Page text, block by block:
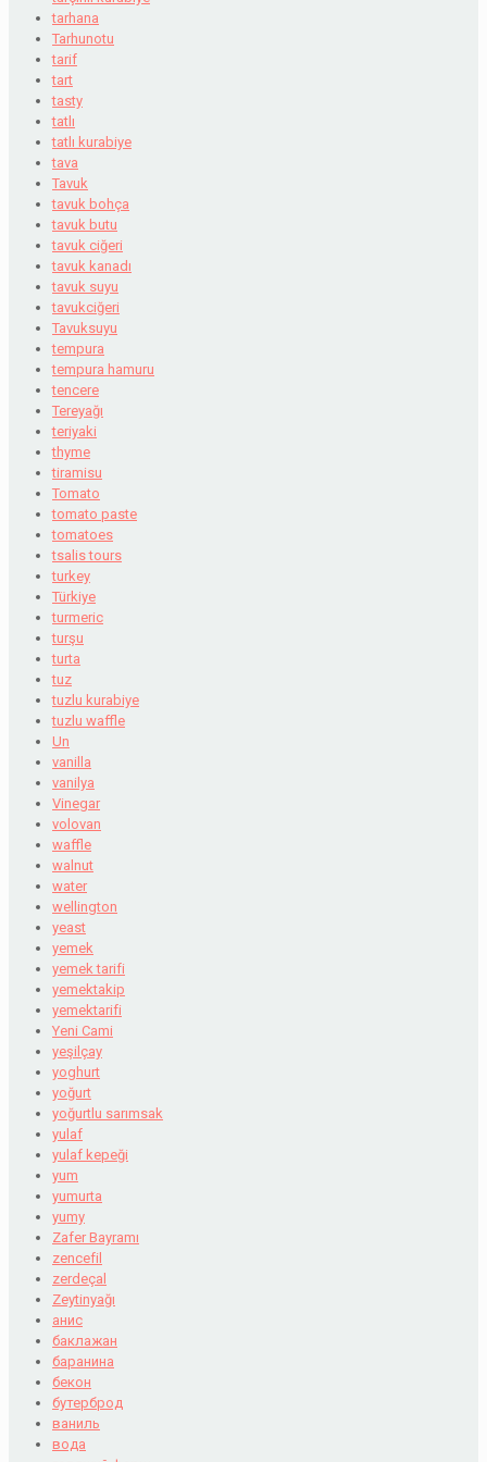
tarhana
Tarhunotu
tarif
tart
tasty
tatlı
tatlı kurabiye
tava
Tavuk
tavuk bohça
tavuk butu
tavuk ciğeri
tavuk kanadı
tavuk suyu
tavukciğeri
Tavuksuyu
tempura
tempura hamuru
tencere
Tereyağı
teriyaki
thyme
tiramisu
Tomato
tomato paste
tomatoes
tsalis tours
turkey
Türkiye
turmeric
turşu
turta
tuz
tuzlu kurabiye
tuzlu waffle
Un
vanilla
vanilya
Vinegar
volovan
waffle
walnut
water
wellington
yeast
yemek
yemek tarifi
yemektakip
yemektarifi
Yeni Cami
yeşilçay
yoghurt
yoğurt
yoğurtlu sarımsak
yulaf
yulaf kepeği
yum
yumurta
yumy
Zafer Bayramı
zencefil
zerdeçal
Zeytinyağı
анис
баклажан
баранина
бекон
бутерброд
ваниль
вода